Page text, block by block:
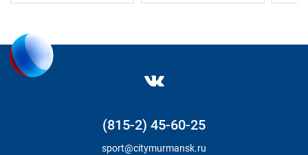
(815-2) 45-60-25
sport@citymurmansk.ru